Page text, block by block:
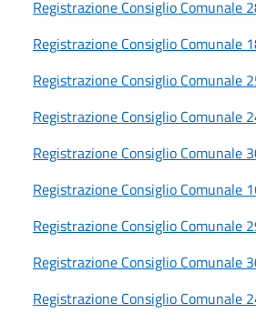
Registrazione Consiglio Comunale
Registrazione Consiglio Comunale
Registrazione Consiglio Comunale
Registrazione Consiglio Comunale
Registrazione Consiglio Comunale
Registrazione Consiglio Comunale
Registrazione Consiglio Comunale
Registrazione Consiglio Comunale
Registrazione Consiglio Comunale